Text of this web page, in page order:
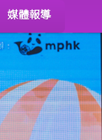
媒體報導